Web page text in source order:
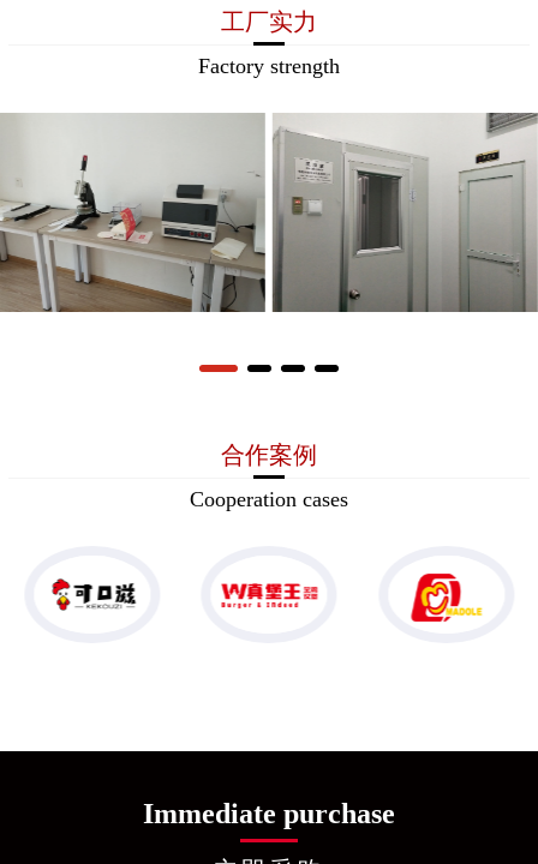
工厂实力
Factory strength
合作案例
Cooperation cases
Immediate purchase